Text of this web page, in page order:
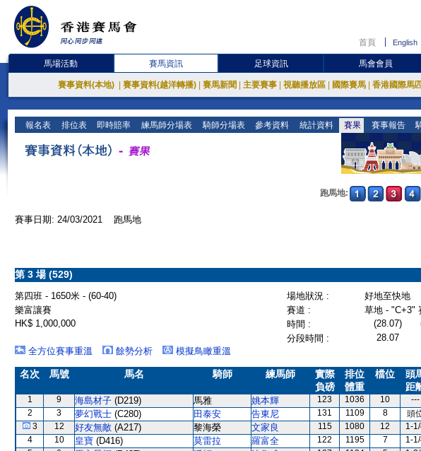
首頁 English
馬場活動 賽馬資訊 足球資訊 馬會會員
賽事資料(本地) 賽事資料(越洋轉播) 賽馬新聞 主要賽事 視聽播放區 國際賽馬 香港國際馬
報名表 排位表 即時賠率 練馬師分場表 騎師分場表 參考資料 統計資料 賽果 賽事報告
跑馬地:
賽事日期: 24/03/2021 跑馬地
第 3 場 (529)
第四班 - 1650米 - (60-40) 場地狀況 :
好地至快地
樂富讓賽
賽道 :
草地 - "C+3"
HK$ 1,000,000
時間 : (28.07)
分段時間 :
28.07
全方位賽事重溫
餘勢分析 模擬鳥瞰重溫
名次 馬號 馬名 騎師 練馬師
實際
負磅
排位
體重
檔位
頭
距
1 9 海島材子 (D219) 馬雅 姚本輝 123 1036 10 ---
2
3 夢幻戰士 (C280) 田泰安 告東尼 131 1109 8 頭
3
12 好友無敵 (A217) 黎海榮 文家良 115 1080 12 1-
4
10 皇寶 (D416) 莫雷拉 羅富全 122 1195 7 1-